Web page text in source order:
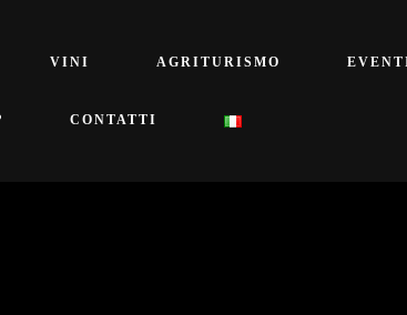
VINI AGRITURISMO
CONTATTI